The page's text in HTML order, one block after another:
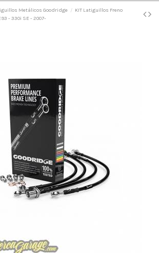
Metálicos Goodridge
KIT Latiguillos Freno
- 330i SE - 2007-